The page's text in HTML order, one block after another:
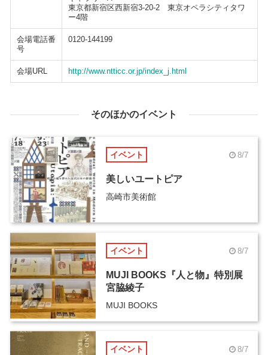
東京都新宿区西新宿3-20-2 東京オペラシティタワ
ー4階
会場電話番
号
0120-144199
会場URL http://www.ntticc.or.jp/index_j.html
そのほかのイベント
イベント 8/7
美しいユートピア
高崎市美術館
イベント 8/7
MUJI BOOKS『人と物』特別展
宮脇綾子
MUJI BOOKS
イベント 8/7